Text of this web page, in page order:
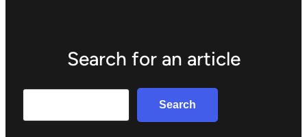
Search for an article
Search